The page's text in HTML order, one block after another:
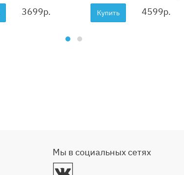
3699р. Купить 4599р.
Мы в социальных сетях